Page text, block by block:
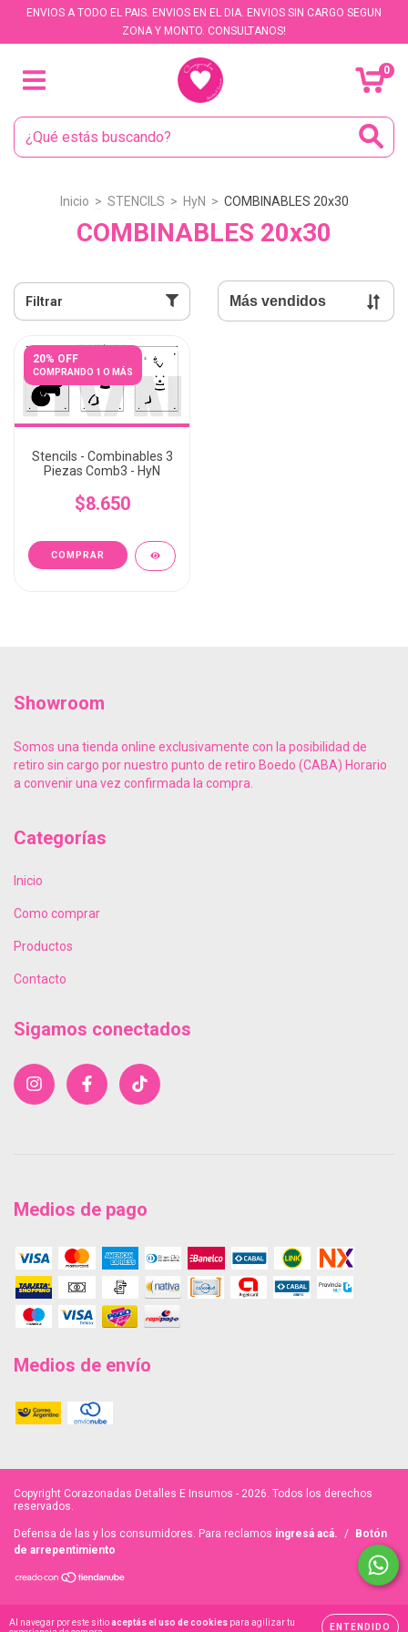
ENVIOS A TODO EL PAIS. ENVIOS EN EL DIA. ENVIOS SIN CARGO SEGUN
ZONA Y MONTO. CONSULTANOS!
0
Al navegar por este sitioaceptás el uso de cookies para agilizar tu
ENTENDIDO
Inicio > STENCILS > HyN > COMBINABLES 20x30
COMBINABLES 20x30
Filtrar
20% OFF
COMPRANDO 1 O MÁS
Stencils - Combinables 3
Piezas Comb3 - HyN
$8.650
Showroom
Somos una tienda online exclusivamente con la posibilidad de
retiro sin cargo por nuestro punto de retiro Boedo (CABA) Horario
a convenir una vez confirmada la compra.
Categorías
Inicio
Como comprar
Productos
Contacto
Sigamos conectados
Medios de pago
Medios de envío
Copyright Corazonadas Detalles E Insumos - 2026. Todos los derechos
reservados.
Defensa de las y los consumidores. Para reclamos ingresá acá. /
Botón
de arrepentimiento